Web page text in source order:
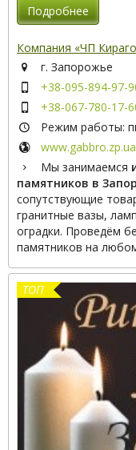
Подробнее
Компания «ЧП
г. Запорожье
+38-095-894-97-
+38-067-780-17-
Режим работы:
www.gabbro.zp.ua
Мы занимаемся
памятников в
сопутствующие
гранитные вазы,
оградки. Проведём
памятников на
ТОП